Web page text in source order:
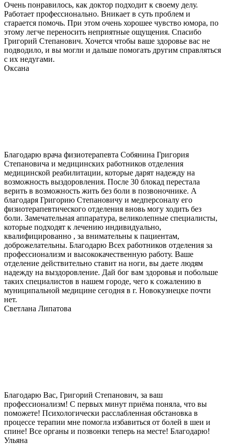
Очень понравилось, как доктор подходит к своему делу.
Работает профессионально. Вникает в суть проблем и
старается помочь. При этом очень хорошее чувство юмора, по
этому легче переносить неприятные ощущения. Спасибо
Григорий Степанович. Хочется чтобы ваше здоровье вас не
подводило, и вы могли и дальше помогать другим справляться
с их недугами.
Оксана
Благодарю врача физиотерапевта Собянина Григория
Степановича и медицинских работников отделения
медицинской реабилитации, которые дарят надежду на
возможность выздоровления. После 30 блокад перестала
верить в возможность жить без боли в позвоночнике. А
благодаря Григорию Степановичу и медперсоналу его
физиотерапевтического отделения вновь могу ходить без
боли. Замечательная аппаратура, великолепные специалисты,
которые подходят к лечению индивидуально,
квалифицированно , за внимательны к пациентам,
доброжелательны. Благодарю Всех работников отделения за
профессионализм и высококачественную работу. Ваше
отделение действительно ставит на ноги, вы даете людям
надежду на выздоровление. Дай бог вам здоровья и побольше
таких специалистов в нашем городе, чего к сожалению в
муниципальной медицине сегодня в г. Новокузнецке почти
нет.
Светлана Липатова
Благодарю Вас, Григорий Степанович, за ваш
профессионализм! С первых минут приёма поняла, что вы
поможете! Психологически расслабленная обстановка в
процессе терапии мне помогла избавиться от болей в шеи и
спине! Все органы и позвонки теперь на месте! Благодарю!
Ульяна